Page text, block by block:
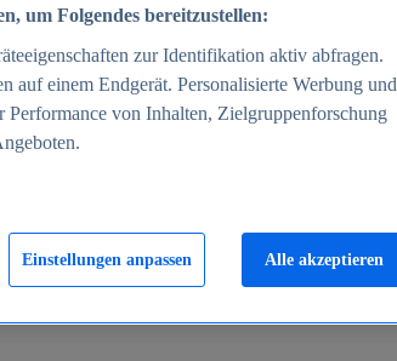
um Folgendes bereitzustellen:
zur Identifikation aktiv abfragen.
auf einem Endgerät. Personalisierte Werbung und
von Inhalten, Zielgruppenforschung
Einstellungen anpassen Alle akzeptieren